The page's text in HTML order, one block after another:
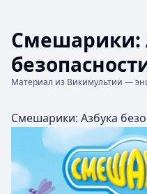
Смешарики:
Материал из Викимультии —
Смешарики: Азбука